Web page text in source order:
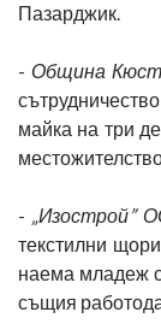
Пазарджик.
- Община
майка на три
- „Изострой”
текстилни
наема младеж
същия